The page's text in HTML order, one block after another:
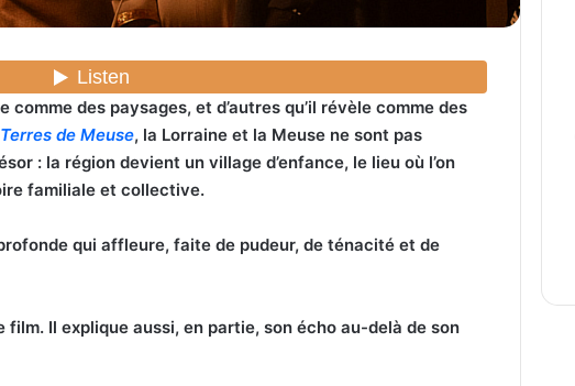
des paysages, et d’autres qu’il révèle comme des
de Meuse, la Lorraine et la Meuse ne sont pas
: la région devient un village d’enfance, le lieu où l’on
familiale et collective.
qui affleure, faite de pudeur, de ténacité et de
Il explique aussi, en partie, son écho au-delà de son